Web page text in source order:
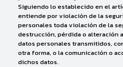
Siguiendo lo establecido en el
entiende por violación de la
personales toda violación de la
destrucción, pérdida o alteración
datos personales transmitidos,
otra forma, o la comunicación o
dichos datos.